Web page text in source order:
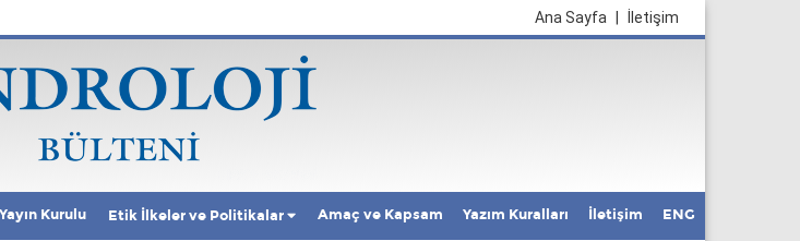
İletişim
Ana Sayfa
Yayın Kurulu Etik İlkeler ve Politikalar Amaç ve Kapsam Yazım Kuralları İletişim ENG